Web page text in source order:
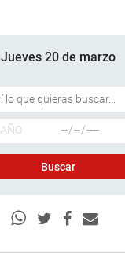
Jueves 20 de marzo